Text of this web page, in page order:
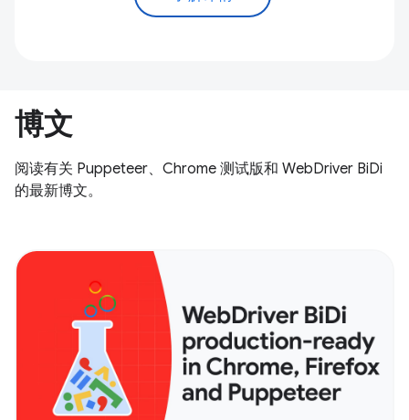
博文
阅读有关 Puppeteer、Chrome 测试版和 WebDriver BiDi
的最新博文。